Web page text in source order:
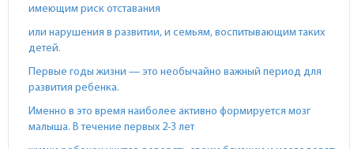
имеющим риск отставания
или нарушения в развитии, и семьям, воспитывающим таких
детей.
Первые годы жизни — это необычайно важный период для
развития ребенка.
Именно в это время наиболее активно формируется мозг
малыша. В течение первых 2-3 лет